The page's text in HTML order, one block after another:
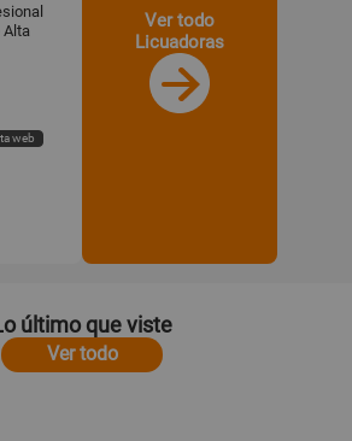
Alta
web
Ver todo
Licuadoras
último que viste
Ver todo